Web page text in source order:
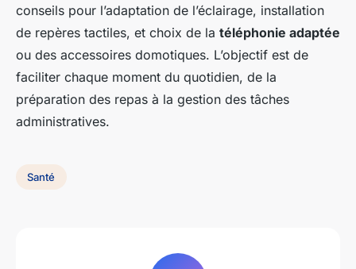
conseils pour l’adaptation de l’éclairage, installation
de repères tactiles, et choix de la téléphonie adaptée
ou des accessoires domotiques. L’objectif est de
faciliter chaque moment du quotidien, de la
préparation des repas à la gestion des tâches
administratives.
Santé